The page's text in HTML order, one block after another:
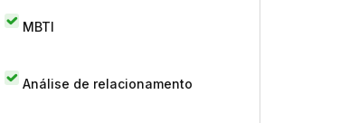
MBTI
Análise de relacionamento